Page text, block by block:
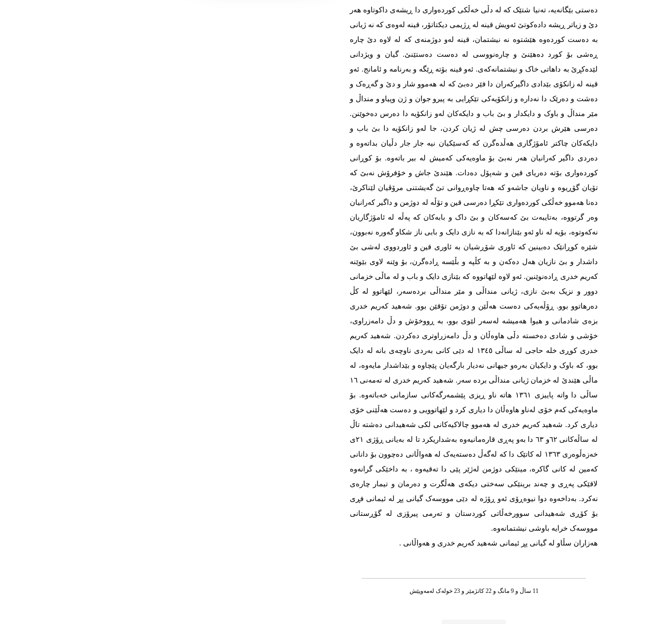
دەستی بێگانەیە، تەنیا شتێک کە لە دڵی خەڵکی کوردەواری دا ڕیشەی داکوتاوە هەر
دێ و زیاتر ڕیشە دادەکوتێ ئەویش قینە لە ڕژیمی دیکتاتۆر، قینە لەوەی کە نە ژیانی
بە دەست کوردەوە هێشتوە نە نیشتمان، قینە لەو دوژمنەی کە لە لاوە دێ چارە
ڕەشی بۆ کورد دەهێنێ و چارەنووسی لە دەست دەستێنێ. گیان و ویژدانی
لێدەکڕێ بە داهاتی خاک و نیشتمانەکەی. ئەو قینە بۆتە ڕێگە و بەرنامە و ئامانج. ئەو
قینە لە زانکۆی بێدادی داگیرکەران دا فێر دەبێ کە لە هەموو شار و دێ و گەڕەک و
دەشت و دەرێک دا نەدارە و زانکۆیەکی تێکڕایی بە پیرو جوان و ژن وپیاو و منداڵ و
مێر منداڵ و باوک و دایکدار و بێ باب و دایکەکان لەو زانکۆیە دا دەرس دەخوێنن.
دەرسی هێرش بردن دەرسی چش لە ژیان کردن، جا لەو زانکۆیە دا بێ باب و
دایکەکان چاکتر ئامۆژگاری هەڵدەگرن کە کەسێکیان نیە جار جار دڵیان بداتەوە و
دەردی داگیر کەرانیان هەر نەبێ بۆ ماوەیەکی کەمیش لە بیر باتەوە. بۆ کوڕانی
کوردەواری بۆتە دەریای قین و شەپۆل دەدات. هێندێ جاش و خۆفرۆش نەبێ کە
تۆیان گۆڕیوە و ناویان جاشەو کە هەتا چاوەڕوانی تێ گەیشتنی مرۆڤیان لێناکرێ،
دەنا هەموو خەڵکی کوردەواری تێکڕا دەرسی قین و تۆڵە لە دوژمن و داگیر کەرانیان
وەر گرتووە، بەتایبەت بێ کەسەکان و بێ داک و بابەکان کە پەڵە لە ئامۆژگاریان
نەکەوتوە، بۆیە لە ناو ئەو بێنازانەدا کە بە نازی دایک و بابی ناز شکاو گەورە نەبوون،
شێرە کوڕانێک دەبینین کە ئاوری شۆڕشیان بە ئاوری قین و ئاوردووی لەشی بێ
داشدار و بێ نازیان هەل دەکەن و بە کڵپە و بڵێسە ڕادەگرن، بۆ وێنە لاوی بێوێنە
کەریم خدری ڕادەنوێنین. ئەو لاوە لێهاتووە کە بێنازی دایک و باب و لە ماڵی خزمانی
دوور و نزیک بەبێ نازی، ژیانی منداڵی و مێر منداڵی بردەسەر، لێهاتوو لە کڵ
دەرهاتوو بوو. ڕۆڵەیەکی دەست هەڵێن و دوژمن تۆقێن بوو. شەهید کەریم خدری
بزەی شادمانی و هیوا هەمیشە لەسەر لێوی بوو، بە ڕووخۆش و دڵ دامەزراوی،
خۆشی و شادی دەخستە دڵی هاوەڵان و دڵ دامەزراوتری دەکردن. شەهید کەریم
خدری کوڕی خلە حاجی لە ساڵی ١٣٤٥ لە دێی کانی بەردی ناوچەی بانە لە دایک
بوو، کە باوک و دایکیان بەرەو جیهانی نەدیار بارگەیان پێچاوە و بێداشدار مایەوە، لە
ماڵی هێندێ لە خزمان ژیانی منداڵی بردە سەر. شەهید کەریم خدری لە تەمەنی ١٦
ساڵی دا واتە پاییزی ١٣٦١ هاتە ناو ڕیزی پێشمەرگەکانی سازمانی خەباتەوە. بۆ
ماوەیەکی کەم خۆی لەناو هاوەڵان دا دیاری کرد و لێهاتوویی و دەست هەڵێنی خۆی
دیاری کرد. شەهید کەریم خدری لە هەموو چالاکیەکانی لکی شەهیدانی دەشتە تاڵ
لە ساڵەکانی ٦٢و ٦٣ دا بەو پەڕی قارەمانیەوە بەشداریکرد تا لە بەیانی ڕۆژی ٢١ی
خەزەڵوەری ١٣٦٣ لە کاتێک دا کە لەگەڵ دەستەیەک لە هەواڵانی دەچوون بۆ دانانی
کەمین لە کانی گاکرە، مینێکی دوژمن لەژێر پێی دا تەقیەوە ، بە داخێکی گرانەوە
لاقێکی پەڕی و چەند برینێکی سەختی دیکەی هەڵگرت و دەرمان و تیمار چارەی
نەکرد. بەداخەوە دوا نیوەڕۆی ئەو ڕۆژە لە دێی مووسەک گیانی پڕ لە ئیمانی فڕی
بۆ کۆڕی شەهیدانی سوورخەڵاتی کوردستان و تەرمی پیرۆزی لە گۆڕستانی
مووسەک خرایە باوشی نیشتمانەوە.
هەزاران سڵاو لە گیانی پڕ ئیمانی شەهید کەریم خدری و هەواڵانی .
11 ساڵ و 9 مانگ و 22 کاتژمێر و 23 خوله‌ک له‌مه‌وپێش‌